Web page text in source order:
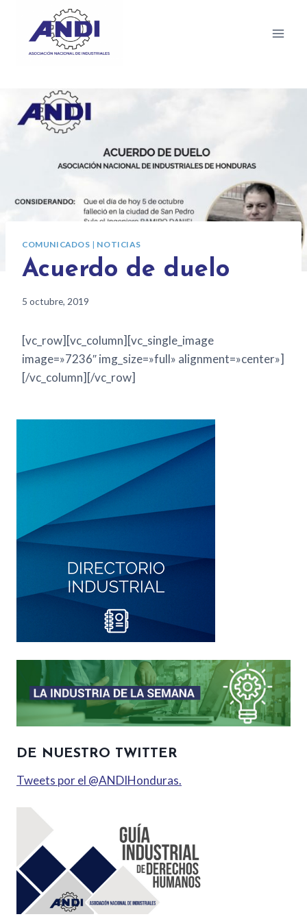
COMUNICADOS | NOTICIAS
Acuerdo de duelo
5 octubre, 2019
[vc_row][vc_column][vc_single_image
image=»7236″ img_size=»full» alignment=»center»]
[/vc_column][/vc_row]
DE NUESTRO TWITTER
Tweets por el @ANDIHonduras.